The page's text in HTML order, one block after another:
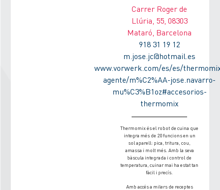
Carrer Roger de
Llúria, 55, 08303
Mataró, Barcelona
918 31 19 12
m.jose.jc@hotmail.es
www.vorwerk.com/es/es/
agente/m%C2%AA-jose.navarro-
mu%C3%B1oz#accesorios-
thermomix
Thermomix és el robot de cuina que
integra més de 20 funcions en un
sol aparell: pica, tritura, cou,
amassa i molt més. Amb la seva
bàscula integrada i control de
temperatura, cuinar mai ha estat tan
fàcil i precís.
Amb accés a milers de receptes